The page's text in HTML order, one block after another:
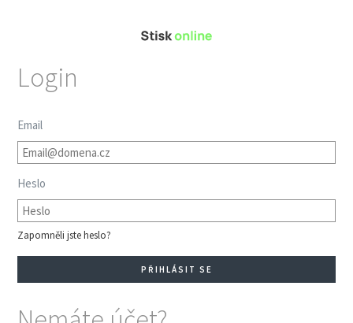
Login
Email
Heslo
Zapomněli jste heslo?